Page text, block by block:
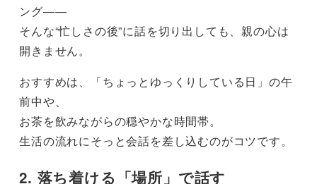
ング――
そんな“忙しさの後”に話を切り出しても、親の心は
開きません。
おすすめは、「ちょっとゆっくりしている日」の午
前中や、
お茶を飲みながらの穏やかな時間帯。
生活の流れにそっと会話を差し込むのがコツです。
2. 落ち着ける「場所」で話す